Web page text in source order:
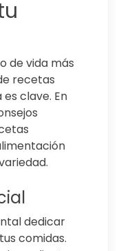
de vida más
recetas
clave. En
dedicar
comidas.